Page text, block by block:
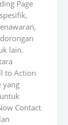
Page
lain.
to Action
yang
Contact